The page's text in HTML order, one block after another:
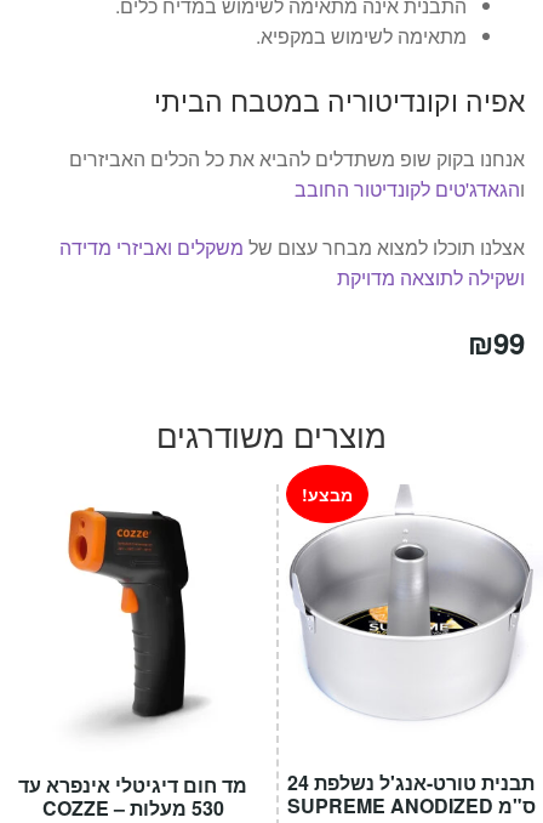
מתאימה לשימוש במקפיא.
אפיה וקונדיטוריה במטבח הביתי
אנחנו בקוק שופ משתדלים להביא את כל הכלים האביזרים
והגאדג'טים לקונדיטור החובב
אצלנו תוכלו למצוא מבחר עצום של משקלים ואביזרי מדידה
ושקילה לתוצאה מדויקת
₪99
מוצרים משודרגים
מד חום דיגיטלי אינפרא עד
530 מעלות – COZZE
תבנית טורט-אנג'ל נשלפת 24
ס"מ SUPREME ANODIZED
מבצע!